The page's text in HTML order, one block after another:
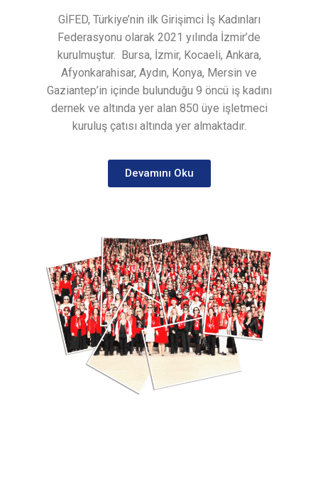
GİFED, Türkiye’nin ilk Girişimci İş Kadınları
Federasyonu olarak 2021 yılında İzmir’de
kurulmuştur. Bursa, İzmir, Kocaeli, Ankara,
Afyonkarahisar, Aydın, Konya, Mersin ve
Gaziantep’in içinde bulunduğu 9 öncü iş kadını
dernek ve altında yer alan 850 üye işletmeci
kuruluş çatısı altında yer almaktadır.
Devamını Oku